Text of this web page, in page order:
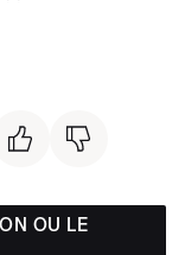
OU LE